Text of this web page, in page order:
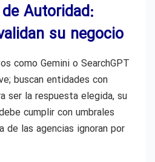
Autoridad:
su negocio
como Gemini o SearchGPT
buscan entidades con
ser la respuesta elegida, su
cumplir con umbrales
de las agencias ignoran por